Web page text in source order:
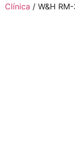
Clínica / W&H